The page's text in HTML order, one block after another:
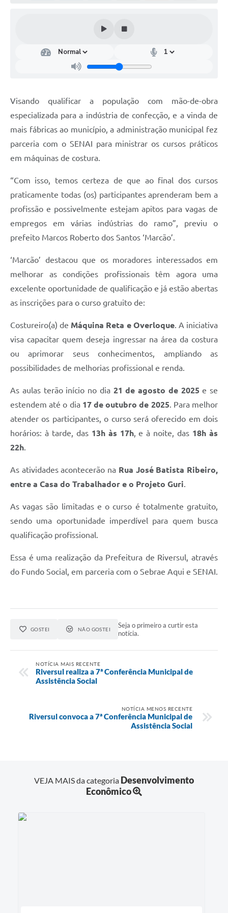
Coleta de exames laboratoriais
Visando qualificar a população com mão-de-obra
especializada para a indústria de confecção, e a vinda de
mais fábricas ao município, a administração municipal fez
parceria com o SENAI para ministrar os cursos práticos
em máquinas de costura.
“Com isso, temos certeza de que ao final dos cursos
praticamente todas (os) participantes aprenderam bem a
profissão e possivelmente estejam apitos para vagas de
empregos em várias indústrias do ramo”, previu o
prefeito Marcos Roberto dos Santos ‘Marcão’.
‘Marcão’ destacou que os moradores interessados em
melhorar as condições profissionais têm agora uma
excelente oportunidade de qualificação e já estão abertas
as inscrições para o curso gratuito de:
Costureiro(a) de Máquina Reta e Overloque. A iniciativa
visa capacitar quem deseja ingressar na área da costura
ou aprimorar seus conhecimentos, ampliando as
possibilidades de melhorias profissional e renda.
As aulas terão início no dia 21 de agosto de 2025 e se
estendem até o dia 17 de outubro de 2025. Para melhor
atender os participantes, o curso será oferecido em dois
horários: à tarde, das 13h às 17h, e à noite, das 18h às
22h.
As atividades acontecerão na Rua José Batista Ribeiro,
entre a Casa do Trabalhador e o Projeto Guri.
As vagas são limitadas e o curso é totalmente gratuito,
sendo uma oportunidade imperdível para quem busca
qualificação profissional.
Essa é uma realização da Prefeitura de Riversul, através
do Fundo Social, em parceria com o Sebrae Aqui e SENAI.
GOSTEI NÃO GOSTEI
Seja o primeiro a curtir esta
notícia.
NOTÍCIA MAIS RECENTE
Riversul realiza a 7ª Conferência Municipal de
Assistência Social
NOTÍCIA MENOS RECENTE
Riversul convoca a 7ª Conferência Municipal de
Assistência Social
VEJA MAIS da categoria Desenvolvimento
Econômico